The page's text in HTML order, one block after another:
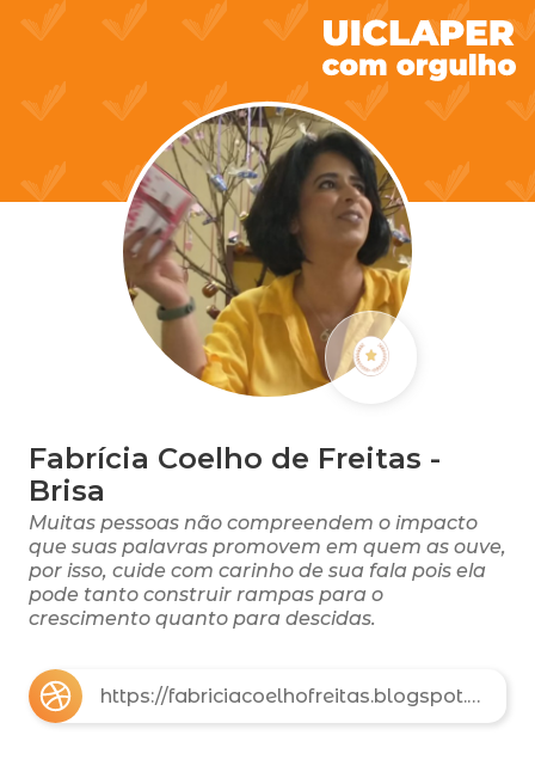
Fabrícia Coelho de Freitas -
Brisa
Muitas pessoas não compreendem o impacto
que suas palavras promovem em quem as ouve,
por isso, cuide com carinho de sua fala pois ela
pode tanto construir rampas para o
crescimento quanto para descidas.
https://fabriciacoelhofreitas.blogspot.com/